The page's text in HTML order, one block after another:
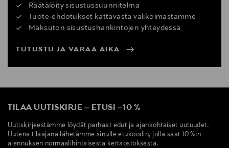
Räätälöity sisustussuunnitelma
Tuote-ehdotukset kattavasta valikoimastamme
Maksuton sisustushankintojen yhteydessä
TUTUSTU JA VARAA AIKA
TILAA UUTISKIRJE – ETUSI –10 %
Uutiskirjeestämme löydät parhaat edut ja ajankohtaiset uutuudet.
Uutena tilaajana lähetämme sinulle etukoodin, jolla saat 10 %:n
alennuksen normaalihintaisesta kertaostoksesta.